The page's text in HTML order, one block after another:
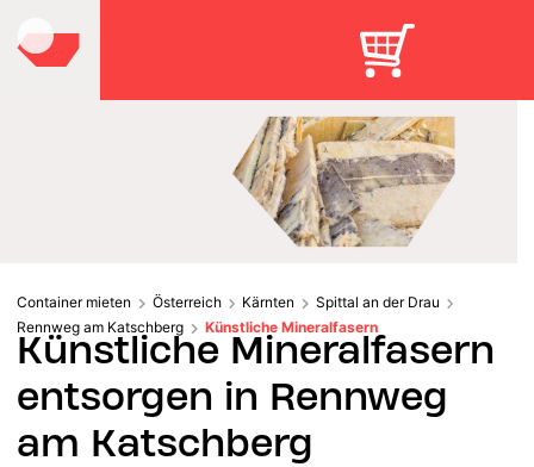
Container mieten Österreich Kärnten
Spittal an der Drau
Rennweg am Katschberg
Künstliche Mineralfasern
Künstliche Mineralfasern
entsorgen in Rennweg
am Katschberg